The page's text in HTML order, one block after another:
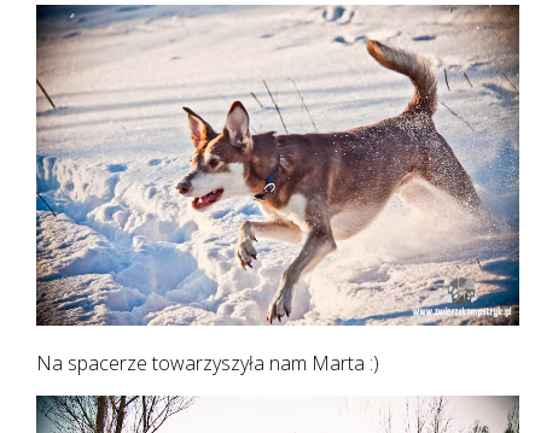
Na spacerze towarzyszyła nam Marta :)